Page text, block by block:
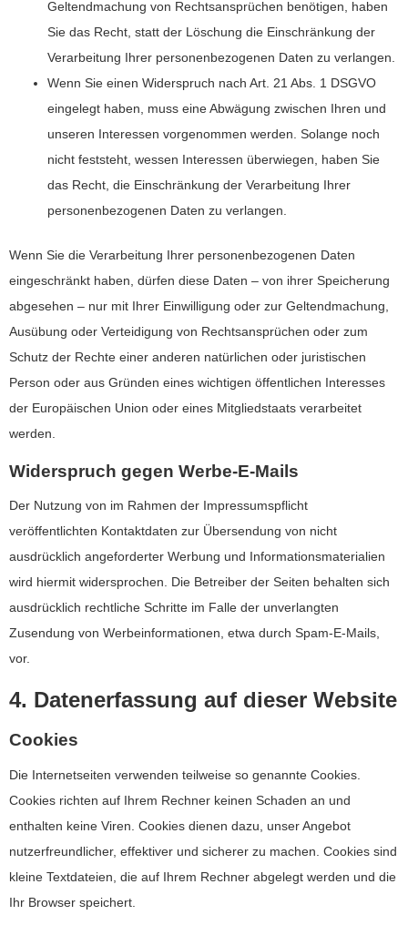
Geltendmachung von Rechtsansprüchen benötigen, haben
Sie das Recht, statt der Löschung die Einschränkung der
Verarbeitung Ihrer personenbezogenen Daten zu verlangen.
Wenn Sie einen Widerspruch nach Art. 21 Abs. 1 DSGVO
eingelegt haben, muss eine Abwägung zwischen Ihren und
unseren Interessen vorgenommen werden. Solange noch
nicht feststeht, wessen Interessen überwiegen, haben Sie
das Recht, die Einschränkung der Verarbeitung Ihrer
personenbezogenen Daten zu verlangen.
Wenn Sie die Verarbeitung Ihrer personenbezogenen Daten
eingeschränkt haben, dürfen diese Daten – von ihrer Speicherung
abgesehen – nur mit Ihrer Einwilligung oder zur Geltendmachung,
Ausübung oder Verteidigung von Rechtsansprüchen oder zum
Schutz der Rechte einer anderen natürlichen oder juristischen
Person oder aus Gründen eines wichtigen öffentlichen Interesses
der Europäischen Union oder eines Mitgliedstaats verarbeitet
werden.
Widerspruch gegen Werbe-E-Mails
Der Nutzung von im Rahmen der Impressumspflicht
veröffentlichten Kontaktdaten zur Übersendung von nicht
ausdrücklich angeforderter Werbung und Informationsmaterialien
wird hiermit widersprochen. Die Betreiber der Seiten behalten sich
ausdrücklich rechtliche Schritte im Falle der unverlangten
Zusendung von Werbeinformationen, etwa durch Spam-E-Mails,
vor.
4. Datenerfassung auf dieser Website
Cookies
Die Internetseiten verwenden teilweise so genannte Cookies.
Cookies richten auf Ihrem Rechner keinen Schaden an und
enthalten keine Viren. Cookies dienen dazu, unser Angebot
nutzerfreundlicher, effektiver und sicherer zu machen. Cookies sind
kleine Textdateien, die auf Ihrem Rechner abgelegt werden und die
Ihr Browser speichert.